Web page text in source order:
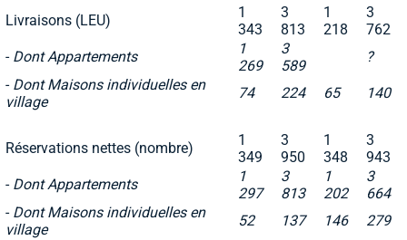
Livraisons (LEU)
1
343
3
813
1
218
3
762
- Dont Appartements
1
269
3
589
?
- Dont Maisons individuelles en
village
74 224 65 140
Réservations nettes (nombre)
1
349
3
950
1
348
3
943
- Dont Appartements
1
297
3
813
1
202
3
664
- Dont Maisons individuelles en
village
52 137 146 279